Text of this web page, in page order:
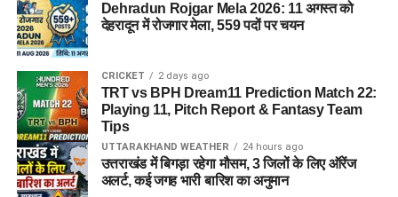
Dehradun Rojgar Mela 2026: 11 अगस्त को
देहरादून में रोजगार मेला, 559 पदों पर चयन
CRICKET 2 days ago
TRT vs BPH Dream11 Prediction Match 22:
Playing 11, Pitch Report & Fantasy Team
Tips
UTTARAKHAND WEATHER 24 hours ago
उत्तराखंड में बिगड़ा रहेगा मौसम, 3 जिलों के लिए ऑरेंज
अलर्ट, कई जगह भारी बारिश का अनुमान